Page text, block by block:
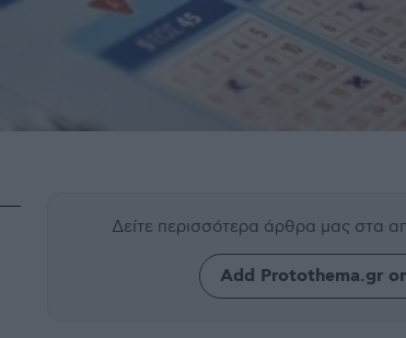
Δείτε περισσότερα άρθρα μας στα
Add Protothema.gr